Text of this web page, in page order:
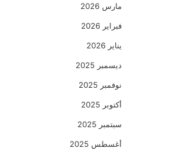
مارس 2026
فبراير 2026
يناير 2026
ديسمبر 2025
نوفمبر 2025
أكتوبر 2025
سبتمبر 2025
أغسطس 2025